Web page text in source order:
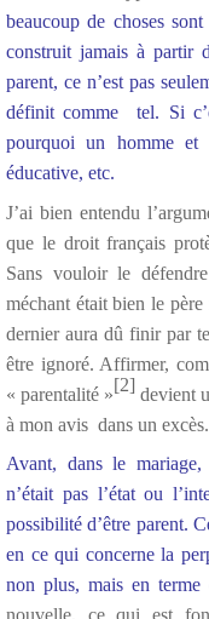
beaucoup de choses
construit jamais à partir
parent, ce n’est pas
définit comme tel. Si
pourquoi un homme et
éducative, etc.
J’ai bien entendu
que le droit français
Sans vouloir le
méchant était bien le
dernier aura dû finir par
être ignoré. Affirmer,
« parentalité »[2] devient
à mon avis dans un excès.
Avant, dans le
n’était pas l’état ou
possibilité d’être parent.
en ce qui concerne la
non plus, mais en
nouvelle, ce qui est